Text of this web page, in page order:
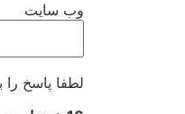
وب‌ سایت
لطفا پاسخ را